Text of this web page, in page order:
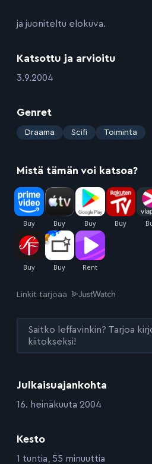
Julkaisuajankohta
:16. heinäkuuta 2004
Kesto
:1 tuntia, 55 minuuttia
ja juoniteltu elokuva.
Katsottu ja arvioitu
:3.9.2004
Genret
: Draama Scifi Toiminta
Mistä tämän voi katsoa?
Linkit tarjoaa
Saitko leffavinkin? Tarjoa
kiitokseksi!